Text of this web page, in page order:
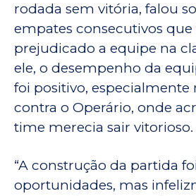
rodada sem vitória, falou
empates consecutivos
prejudicado a equipe na
ele, o desempenho da
foi positivo, especialmente
contra o Operário, onde
time merecia sair vitorioso.
“A construção da partida
oportunidades, mas